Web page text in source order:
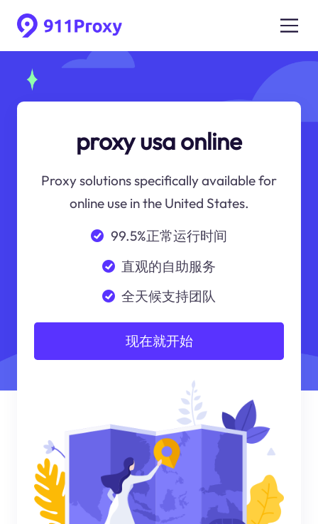
proxy usa online
Proxy solutions specifically available for
online use in the United States.
99.5%正常运行时间
直观的自助服务
全天候支持团队
现在就开始